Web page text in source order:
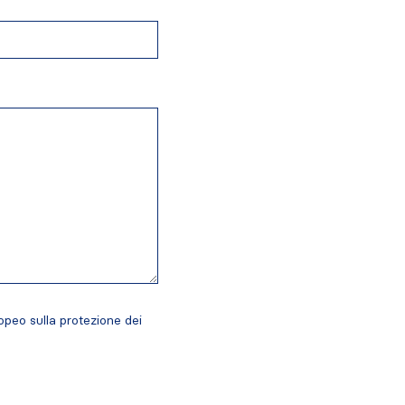
sulla protezione dei